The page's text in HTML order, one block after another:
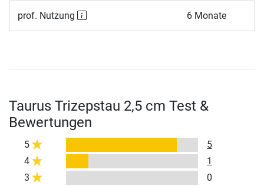
prof. Nutzung 6 Monate
Taurus Trizepstau 2,5 cm Test &
Bewertungen
5
5
4
1
3
0